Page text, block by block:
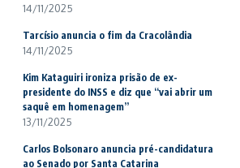
14/11/2025
Tarcísio anuncia o fim da Cracolândia
14/11/2025
Kim Kataguiri ironiza prisão de ex-
presidente do INSS e diz que “vai abrir um
saquê em homenagem”
13/11/2025
Carlos Bolsonaro anuncia pré-candidatura
ao Senado por Santa Catarina